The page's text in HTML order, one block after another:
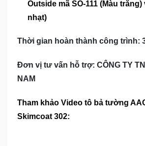
Outside mã SO-111 (Màu trắng)
nhạt)
Thời gian hoàn thành công trình:
Đơn vị tư vấn hỗ trợ: CÔNG TY
NAM
Tham khảo Video tô bả tường
Skimcoat 302: